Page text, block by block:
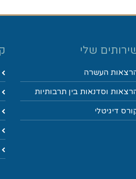
שלי
העשרה
וסדנאות בין תרבותיות
דיגיטלי